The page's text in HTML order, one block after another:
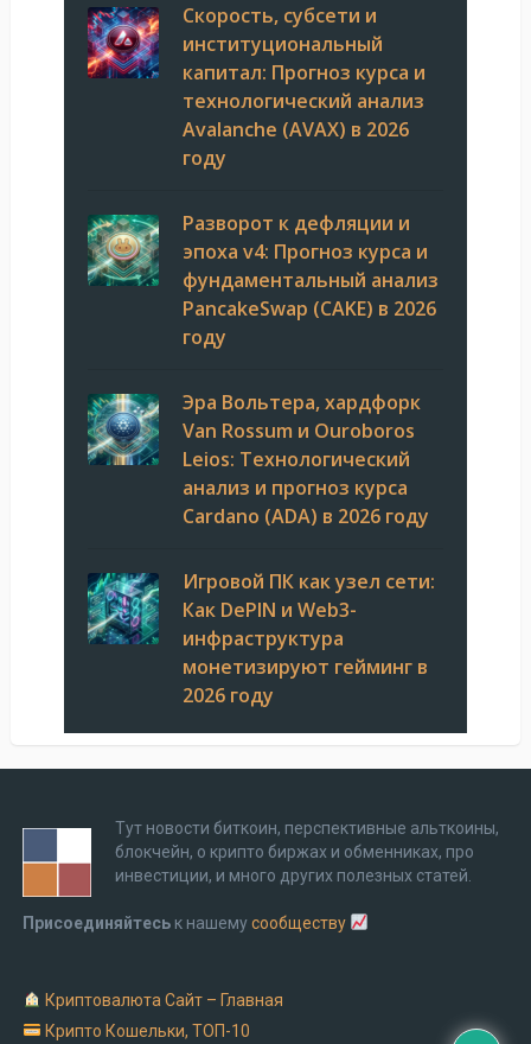
Скорость, субсети и
институциональный
капитал: Прогноз курса и
технологический анализ
Avalanche (AVAX) в 2026
году
Разворот к дефляции и
эпоха v4: Прогноз курса и
фундаментальный анализ
PancakeSwap (CAKE) в 2026
году
Эра Вольтера, хардфорк
Van Rossum и Ouroboros
Leios: Технологический
анализ и прогноз курса
Cardano (ADA) в 2026 году
Игровой ПК как узел сети:
Как DePIN и Web3-
инфраструктура
монетизируют гейминг в
2026 году
Тут новости биткоин, перспективные альткоины,
блокчейн, о крипто биржах и обменниках, про
инвестиции, и много других полезных статей.
Присоединяйтесь к нашемусообществу
Криптовалюта Cайт – Главная
Крипто Кошельки, ТОП-10